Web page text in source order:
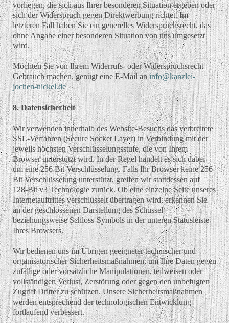
vorliegen, die sich aus Ihrer besonderen Situation ergeben oder
sich der Widerspruch gegen Direktwerbung richtet. Im
letzteren Fall haben Sie ein generelles Widerspruchsrecht, das
ohne Angabe einer besonderen Situation von uns umgesetzt
wird.
Möchten Sie von Ihrem Widerrufs- oder Widerspruchsrecht
Gebrauch machen, genügt eine E-Mail aninfo@kanzlei-
jochen-nickel.de
8. Datensicherheit
Wir verwenden innerhalb des Website-Besuchs das verbreitete
SSL-Verfahren (Secure Socket Layer) in Verbindung mit der
jeweils höchsten Verschlüsselungsstufe, die von Ihrem
Browser unterstützt wird. In der Regel handelt es sich dabei
um eine 256 Bit Verschlüsselung. Falls Ihr Browser keine 256-
Bit Verschlüsselung unterstützt, greifen wir stattdessen auf
128-Bit v3 Technologie zurück. Ob eine einzelne Seite unseres
Internetauftrittes verschlüsselt übertragen wird, erkennen Sie
an der geschlossenen Darstellung des Schüssel-
beziehungsweise Schloss-Symbols in der unteren Statusleiste
Ihres Browsers.
Wir bedienen uns im Übrigen geeigneter technischer und
organisatorischer Sicherheitsmaßnahmen, um Ihre Daten gegen
zufällige oder vorsätzliche Manipulationen, teilweisen oder
vollständigen Verlust, Zerstörung oder gegen den unbefugten
Zugriff Dritter zu schützen. Unsere Sicherheitsmaßnahmen
werden entsprechend der technologischen Entwicklung
fortlaufend verbessert.